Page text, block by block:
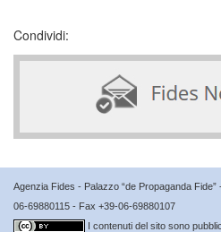
Condividi:
Agenzia Fides - Palazzo “de Propaganda
06-69880115 - Fax +39-06-69880107
I contenuti del sito sono